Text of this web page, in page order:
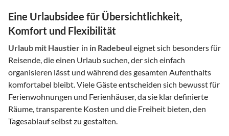
Eine Urlaubsidee für Übersichtlichkeit,
Komfort und Flexibilität
Urlaub mit Haustier in in Radebeuleignet sich besonders für
Reisende, die einen Urlaub suchen, der sich einfach
organisieren lässt und während des gesamten Aufenthalts
komfortabel bleibt. Viele Gäste entscheiden sich bewusst für
Ferienwohnungen und Ferienhäuser, da sie klar definierte
Räume, transparente Kosten und die Freiheit bieten, den
Tagesablauf selbst zu gestalten.